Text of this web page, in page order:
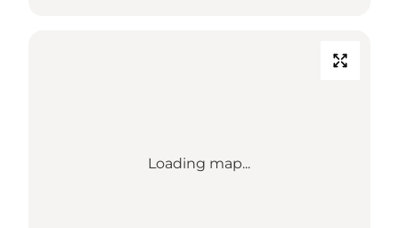
Loading map...